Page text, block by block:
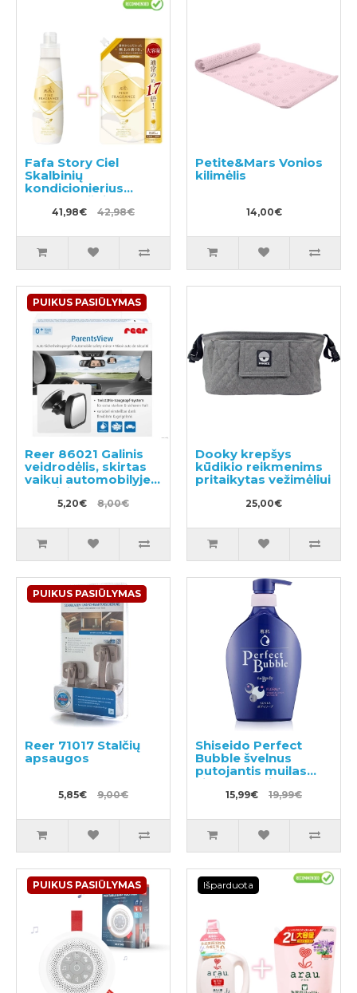
Fafa Story Ciel
Skalbinių
kondicionierius
600ml + užpildas
840ml41,98€ 42,98€
Petite&Mars Vonios
kilimėlis
14,00€
PUIKUS PASIŪLYMAS
Reer 86021 Galinis
veidrodėlis, skirtas
vaikui automobilyje
stebėti
5,20€ 8,00€
Dooky krepšys
kūdikio reikmenims
pritaikytas vežimėliui
25,00€
PUIKUS PASIŪLYMAS
Reer 71017 Stalčių
apsaugos
5,85€ 9,00€
Shiseido Perfect
Bubble švelnus
putojantis muilas
visam kūnui 500ml
15,99€ 19,99€
PUIKUS PASIŪLYMAS Išparduota